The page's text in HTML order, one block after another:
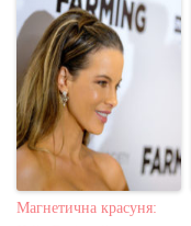
Магнетична красуня: